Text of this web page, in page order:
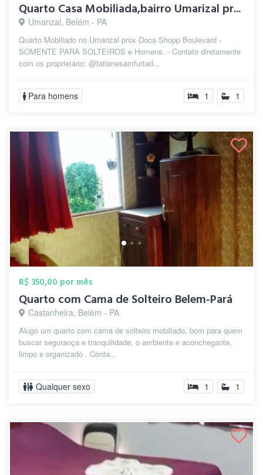
Quarto Casa Mobiliada,bairro Umarizal pr...
Umarizal, Belém - PA
Quarto Mobiliado no Umarizal prox Doca Shopp Boulevard -
SOMENTE PARA SOLTEIROS e Homens. - Contato diretamente
com os proprietário: @tatianesamfurtad...
Para homens 1 1
R$ 350,00 por mês
Quarto com Cama de Solteiro Belem-Pará
Castanheira, Belém - PA
Alugo um quarto com cama de solteiro mobiliado, bom para quem
buscar segurança e tranquilidade, o ambiente e aconchegante,
limpo e organizado . Conta...
Qualquer sexo 1 1